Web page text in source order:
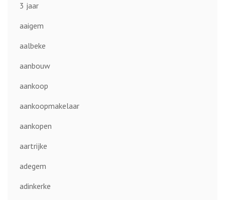
3 jaar
aaigem
aalbeke
aanbouw
aankoop
aankoopmakelaar
aankopen
aartrijke
adegem
adinkerke